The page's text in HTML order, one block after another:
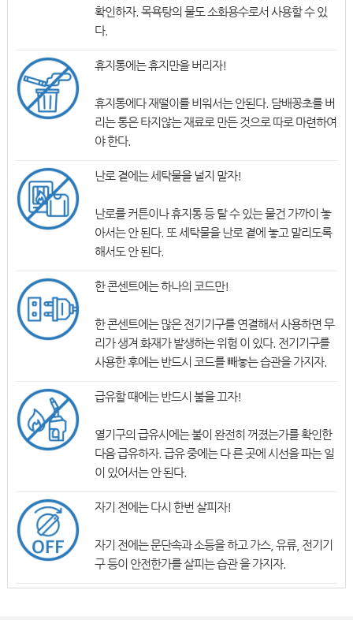
확인하자. 목욕탕의 물도 소화용수로서 사용할 수 있
다.
휴지통에는 휴지만을 버리자!
휴지통에다 재떨이를 비워서는 안된다. 담배꽁초를 버
리는 통은 타지않는 재료로 만든 것으로 따로 마련하여
야 한다.
난로 곁에는 세탁물을 널지 말자!
난로를 커튼이나 휴지통 등 탈 수 있는 물건 가까이 놓
아서는 안 된다. 또 세탁물을 난로 곁에 놓고 말리도록
해서도 안 된다.
한 콘센트에는 하나의 코드만!
한 콘센트에는 많은 전기기구를 연결해서 사용하면 무
리가 생겨 화재가 발생하는 위험 이 있다. 전기기구를
사용한 후에는 반드시 코드를 빼놓는 습관을 가지자.
급유할 때에는 반드시 불을 끄자!
열기구의 급유시에는 불이 완전히 꺼졌는가를 확인한
다음 급유하자. 급유 중에는 다 른 곳에 시선을 파는 일
이 있어서는 안 된다.
자기 전에는 다시 한번 살피자!
자기 전에는 문단속과 소등을 하고 가스, 유류, 전기기
구 등이 안전한가를 살피는 습관 을 가지자.